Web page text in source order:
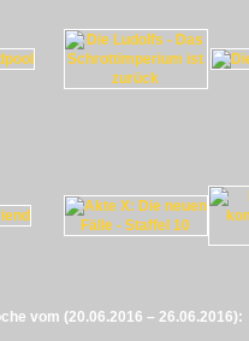
vom (20.06.2016 – 26.06.2016):